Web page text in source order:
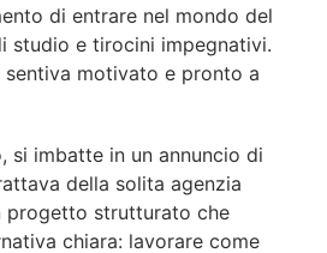
di entrare nel mondo del
studio e tirocini impegnativi.
sentiva motivato e pronto a
si imbatte in un annuncio di
della solita agenzia
progetto strutturato che
chiara: lavorare come